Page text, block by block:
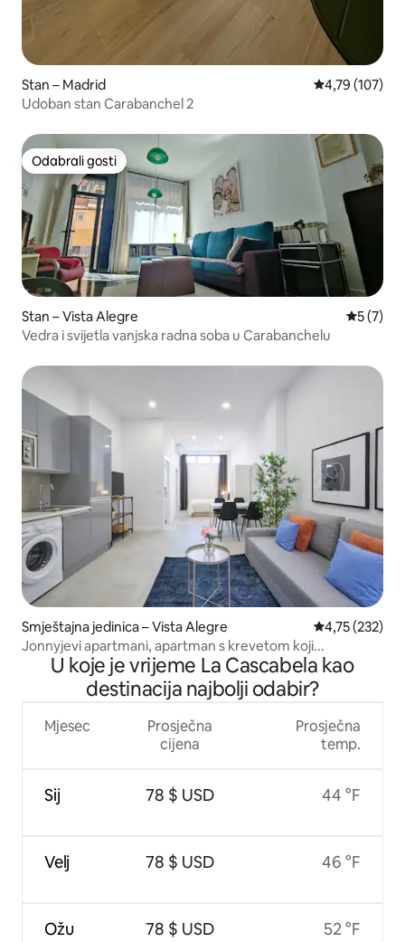
Stan – Madrid Prosječna
4,79 (107)
Udoban stan Carabanchel 2
Odabrali gosti
Odabrali gosti
Stan – Vista Alegre
5 (7)
Vedra i svijetla vanjska radna soba u Carabanchelu
Smještajna jedinica – Vista Alegre Prosječna
4,75 (232)
Jonnyjevi apartmani, apartman s krevetom koji...
U koje je vrijeme La Cascabela kao
destinacija najbolji odabir?
Mjesec
Sij
Velj
Ožu
Prosječna
cijena
78 $ USD
78 $ USD
78 $ USD
Prosječna
temp.
44 °F
46 °F
52 °F